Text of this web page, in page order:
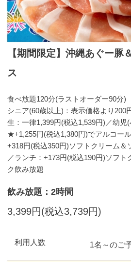
【期間限定】沖縄あぐー豚
ス
食べ放題120分(ラストオーダー90分)
シニア(60歳以上)：表示価格より200
生：一律1,399円(税込1,539円)／幼児
★+1,255円(税込1,380円)でアルコー
+318円(税込350円)ソフトクリーム＆
／ランチ：+173円(税込190円)ソフト
ク飲み放題
飲み放題：2時間
3,399円(税込3,739円)
利用人数 1名～のご